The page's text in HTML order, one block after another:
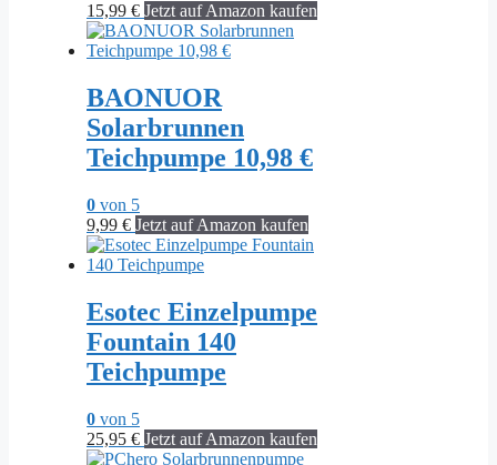
15,99 € Jetzt auf Amazon kaufen
BAONUOR
Solarbrunnen
Teichpumpe 10,98 €
0 von 5
9,99 € Jetzt auf Amazon kaufen
Esotec Einzelpumpe
Fountain 140
Teichpumpe
0 von 5
25,95 € Jetzt auf Amazon kaufen